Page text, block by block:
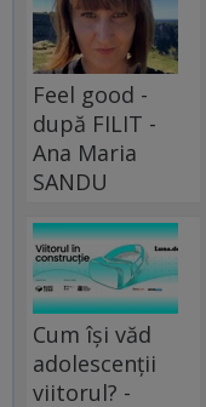
Feel good -
după FILIT -
Ana Maria
SANDU
Cum își văd
adolescenții
viitorul? -